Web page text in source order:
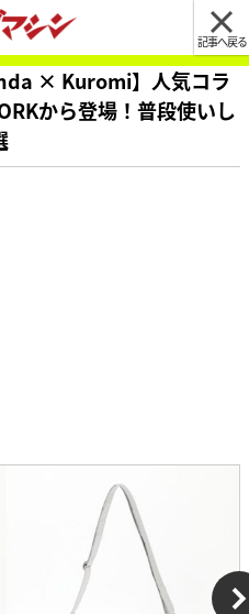
記事へ戻る
× Kuromi】人気コラ
から登場！普段使いし